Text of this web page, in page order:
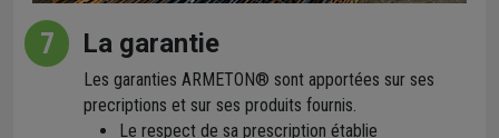
7 La garantie
Les garanties ARMETON® sont apportées sur ses
precriptions et sur ses produits fournis.
Le respect de sa prescription établie